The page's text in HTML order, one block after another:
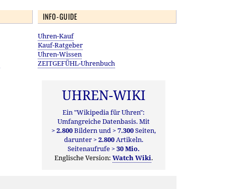
INFO-GUIDE
Uhren-Kauf
Kauf-Ratgeber
Uhren-Wissen
ZEITGEFÜHL-Uhrenbuch
UHREN-WIKI
Ein "Wikipedia für Uhren":
Umfangreiche Datenbasis. Mit
> 2.800Bildern und> 7.300Seiten,
darunter> 2.800Artikeln.
Seitenaufrufe> 30 Mio.
Englische Version: Watch Wiki.